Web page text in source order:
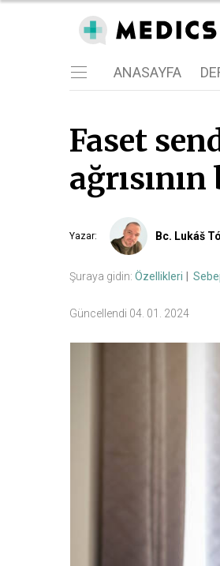
ANASAYFA
Faset
Yazar: Bc. Lukáš
Şuraya gidin: Özellikleri
Güncellendi 04. 01. 2024